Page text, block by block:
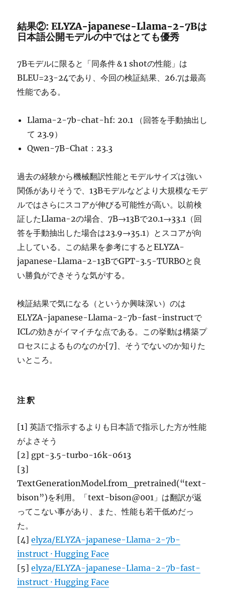
結果②: ELYZA-japanese-Llama-2-7Bは
日本語公開モデルの中ではとても優秀
7Bモデルに限ると「同条件＆1 shotの性能」は
BLEU=23-24であり、今回の検証結果、26.7は最高
性能である。
Llama-2-7b-chat-hf: 20.1 （回答を手動抽出し
て 23.9）
Qwen-7B-Chat：23.3
過去の経験から機械翻訳性能とモデルサイズは強い
関係がありそうで、13Bモデルなどより大規模なモデ
ルではさらにスコアが伸びる可能性が高い。以前検
証したLlama-2の場合、7B→13Bで20.1→33.1（回
答を手動抽出した場合は23.9→35.1）とスコアが向
上している。この結果を参考にするとELYZA-
japanese-Llama-2-13BでGPT-3.5-TURBOと良
い勝負ができそうな気がする。
検証結果で気になる（というか興味深い）のは
ELYZA-japanese-Llama-2-7b-fast-instructで
ICLの効きがイマイチな点である。この挙動は構築プ
ロセスによるものなのか[7]、そうでないのか知りた
いところ。
注釈
[1] 英語で指示するよりも日本語で指示した方が性能
がよさそう
[2] gpt-3.5-turbo-16k-0613
[3]
TextGenerationModel.from_pretrained(“text-
bison”)を利用。「text-bison@001」は翻訳が返
ってこない事があり、また、性能も若干低めだっ
た。
[4]elyza/ELYZA-japanese-Llama-2-7b-
instruct · Hugging Face
[5]elyza/ELYZA-japanese-Llama-2-7b-fast-
instruct · Hugging Face